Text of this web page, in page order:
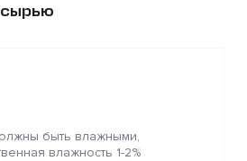
быть влажными,
влажность 1-2%